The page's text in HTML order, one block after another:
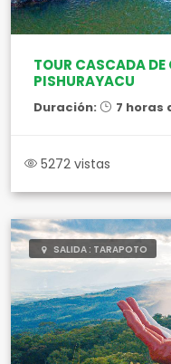
TOUR CASCADA
PISHURAYACU
Duración: 7 horas
5272 vistas
SALIDA : TARAPOTO